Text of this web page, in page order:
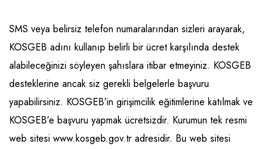
SMS veya belirsiz telefon numaralarından sizleri arayarak,
KOSGEB adını kullanıp belirli bir ücret karşılında destek
alabileceğinizi söyleyen şahıslara itibar etmeyiniz. KOSGEB
desteklerine ancak siz gerekli belgelerle başvuru
yapabilirsiniz. KOSGEB’in girişimcilik eğitimlerine katılmak ve
KOSGEB’e başvuru yapmak ücretsizdir. Kurumun tek resmi
web sitesi www.kosgeb.gov.tr adresidir. Bu web sitesi